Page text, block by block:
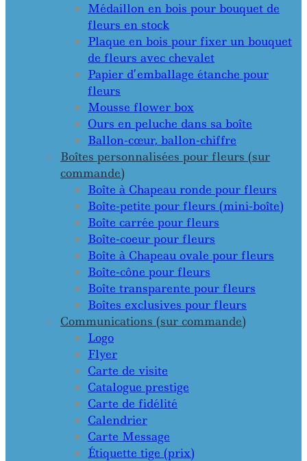
Médaillon en bois pour bouquet de
fleurs en stock
Plaque en bois pour fixer un bouquet
de fleurs avec chevalet
Papier d’emballage étanche pour
fleurs
Mousse flower box
Ours en peluche dans sa boîte
Ballon-cœur, ballon-chiffre
Boîtes personnalisées pour fleurs (sur
commande)
Boîte à Chapeau ronde pour fleurs
Boîte-petite pour fleurs (mini-boîte)
Boîte carrée pour fleurs
Boîte-coeur pour fleurs
Boîte à Chapeau ovale pour fleurs
Boîte-cône pour fleurs
Boîte transparente pour fleurs
Boîtes exclusives pour fleurs
Communications (sur commande)
Logo
Flyer
Carte de visite
Catalogue prestige
Carte de fidélité
Calendrier
Carte Message
Étiquette tige (prix)